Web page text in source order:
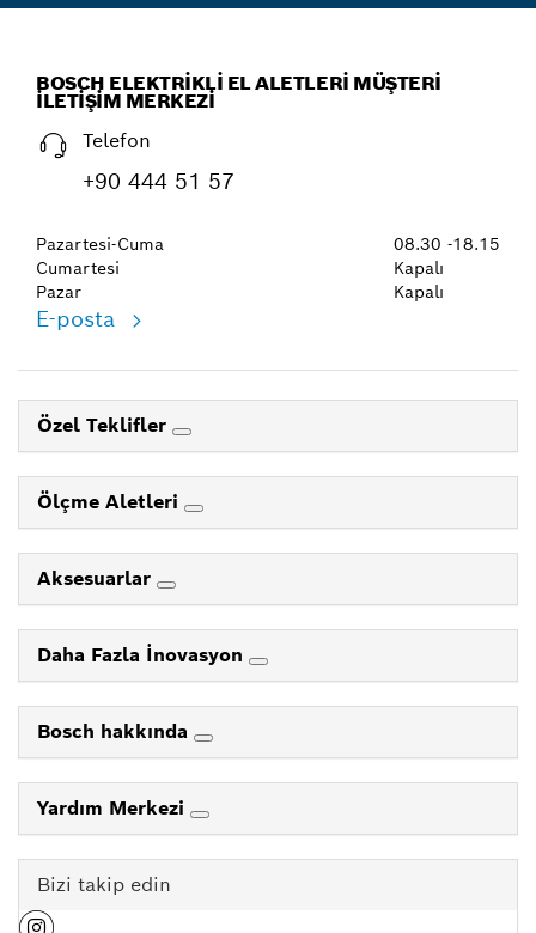
BOSCH ELEKTRIKLI EL ALETLERI MÜŞTERI
İLETIŞIM MERKEZI
Telefon
+90 444 51 57
Pazartesi-Cuma
Cumartesi
Pazar
08.30 -18.15
Kapalı
Kapalı
E-posta
Özel Teklifler
Ölçme Aletleri
Aksesuarlar
Daha Fazla İnovasyon
Bosch hakkında
Yardım Merkezi
Bizi takip edin